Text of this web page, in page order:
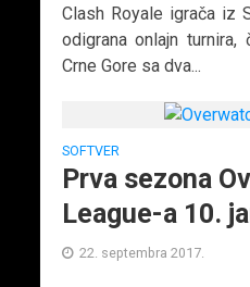
Clash Royale igrača iz
odigrana onlajn
Crne Gore sa dva...
SOFTVER
Prva sezona
League-a 10.
22. septembra 2017.